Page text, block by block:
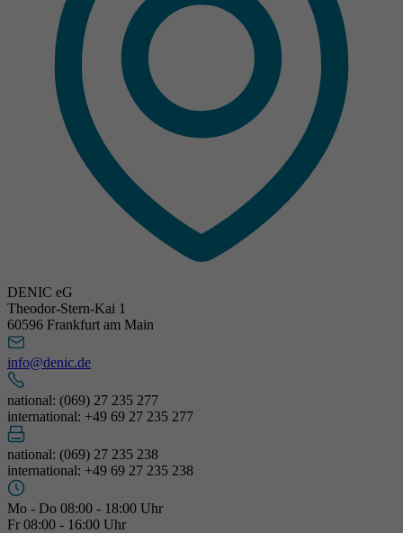
DENIC eG
Theodor-Stern-Kai 1
60596 Frankfurt am Main
info@denic.de
national: (069) 27 235 277
international: +49 69 27 235 277
national: (069) 27 235 238
international: +49 69 27 235 238
Mo - Do 08:00 - 18:00 Uhr
Fr 08:00 - 16:00 Uhr